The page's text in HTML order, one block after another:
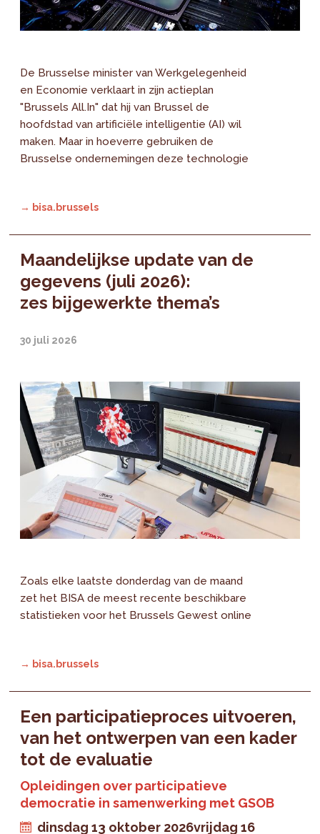
De Brusselse minister van Werkgelegenheid
en Economie verklaart in zijn actieplan
"Brussels All.In" dat hij van Brussel de
hoofdstad van artificiële intelligentie (AI) wil
maken. Maar in hoeverre gebruiken de
Brusselse ondernemingen deze technologie
→ bisa.brussels
Maandelijkse update van de
gegevens (juli 2026):
zes bijgewerkte thema’s
30 juli 2026
Zoals elke laatste donderdag van de maand
zet het BISA de meest recente beschikbare
statistieken voor het Brussels Gewest online
→ bisa.brussels
Een participatieproces uitvoeren,
van het ontwerpen van een kader
tot de evaluatie
Opleidingen over participatieve
democratie in samenwerking met GSOB
dinsdag 13 oktober 2026vrijdag 16